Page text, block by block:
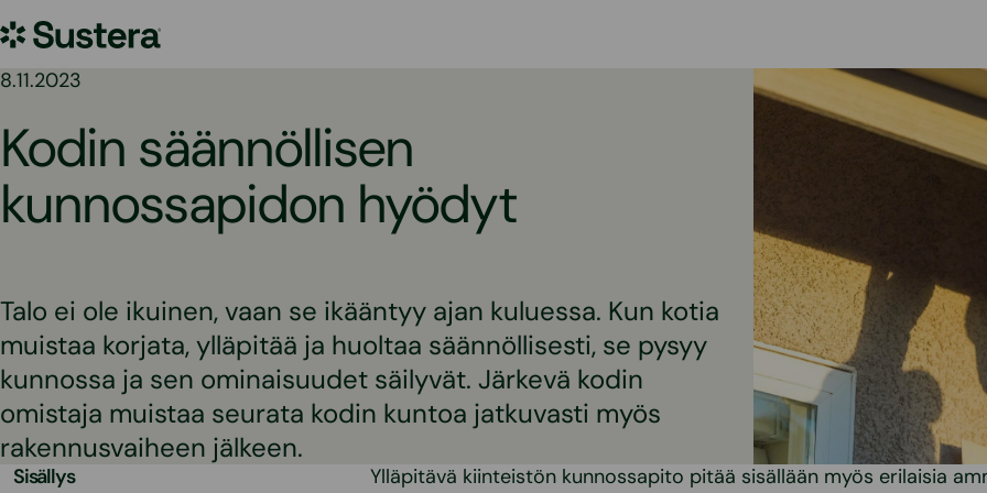
sisältöön
Sustera
8.11.2023
Kodin säännöllisen
kunnossapidon hyödyt
Talo ei ole ikuinen, vaan se ikääntyy ajan kuluessa. Kun kotia
muistaa korjata, ylläpitää ja huoltaa säännöllisesti, se pysyy
kunnossa ja sen ominaisuudet säilyvät. Järkevä kodin
omistaja muistaa seurata kodin kuntoa jatkuvasti myös
rakennusvaiheen jälkeen.
Sisällys
Ylläpitävä kiinteistön kunnossapito pitää sisällään myös erilaisia